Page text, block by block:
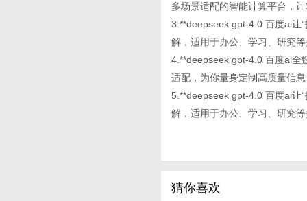
多场景适配的智能计算平台，
3.**deepseek gpt-4.0 百度ai让
解，适用于办公、学习、研究
4.**deepseek gpt-4.0 百度ai全
适配，为你量身定制高质量信
5.**deepseek gpt-4.0 百度ai让
解，适用于办公、学习、研究
猜你喜欢